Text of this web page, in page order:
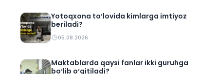
Yotoqxona to‘lovida kimlarga imtiyoz
beriladi?
05.08.2026
Maktablarda qaysi fanlar ikki guruhga
bo‘lib o‘qitiladi?